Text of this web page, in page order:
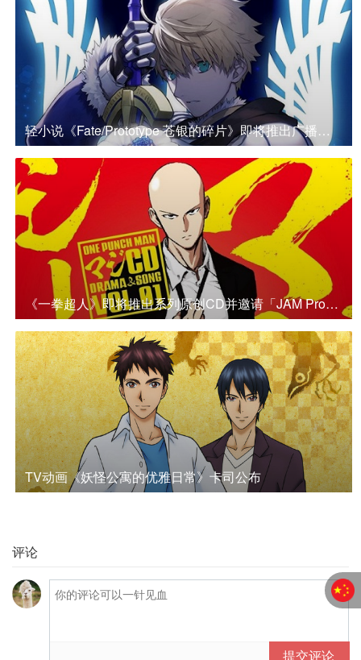
轻小说《Fate/Prototype 苍银的碎片》即将推出广播剧CD 公开参演声优名单
《一拳超人》即将推出系列原创CD并邀请「JAM Project」演唱形象歌曲
TV动画《妖怪公寓的优雅日常》卡司公布
评论
提交评论